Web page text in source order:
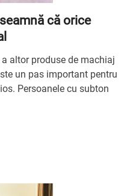
că orice
altor produse de machiaj
un pas important pentru
Persoanele cu subton